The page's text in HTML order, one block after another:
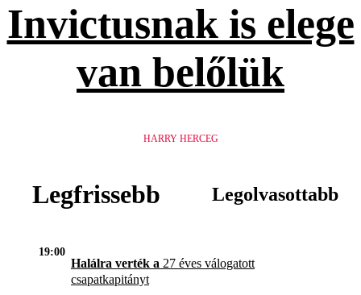
Invictusnak is elege
van belőlük
HARRY HERCEG
Legfrissebb Legolvasottabb
19:00
Halálra verték a 27 éves válogatott
csapatkapitányt